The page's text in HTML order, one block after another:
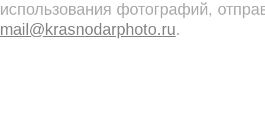
использования фотографий,
mail@krasnodarphoto.ru.